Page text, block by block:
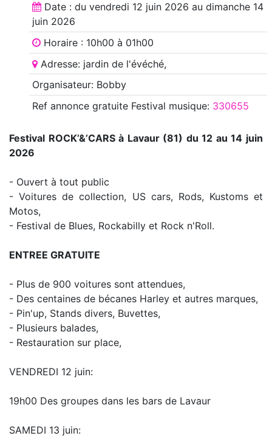
Date : du vendredi 12 juin 2026 au dimanche 14
juin 2026
Horaire : 10h00 à 01h00
Adresse: jardin de l'évéché,
Organisateur: Bobby
Ref annoncegratuite Festival musique: 330655
Festival ROCK’&’CARS à Lavaur (81) du 12 au 14 juin
2026
- Ouvert à tout public
- Voitures de collection, US cars, Rods, Kustoms et
Motos,
- Festival de Blues, Rockabilly et Rock n'Roll.
ENTREE GRATUITE
- Plus de 900 voitures sont attendues,
- Des centaines de bécanes Harley et autres marques,
- Pin'up, Stands divers, Buvettes,
- Plusieurs balades,
- Restauration sur place,
VENDREDI 12 juin:
19h00 Des groupes dans les bars de Lavaur
SAMEDI 13 juin: